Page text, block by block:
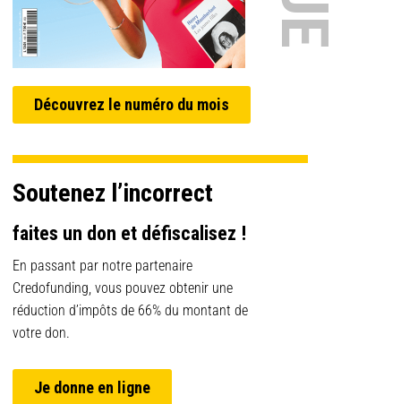
Découvrez le numéro du mois
Soutenez l’incorrect
faites un don et défiscalisez !
En passant par notre partenaire
Credofunding, vous pouvez obtenir une
réduction d’impôts de 66% du montant de
votre don.
Je donne en ligne